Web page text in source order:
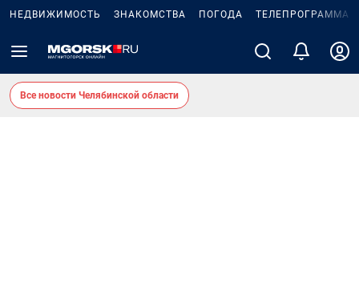
НЕДВИЖИМОСТЬ ЗНАКОМСТВА ПОГОДА ТЕЛЕПРОГРАММА
Все новости Челябинской области